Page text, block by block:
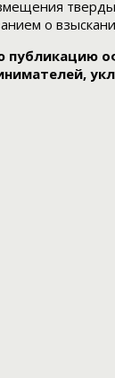
о
публикацию